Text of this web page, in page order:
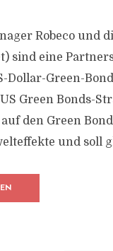
Robeco und
sind eine
Dollar-Green-
US Green Bonds-
den Green
und soll